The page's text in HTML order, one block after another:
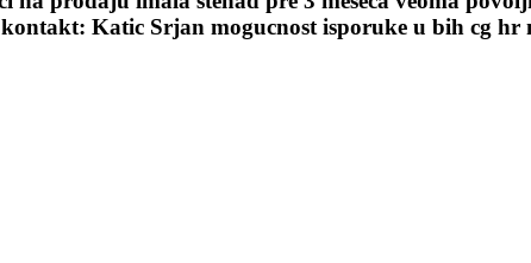
Katic Srjan mogucnost isporuke u bih cg hr